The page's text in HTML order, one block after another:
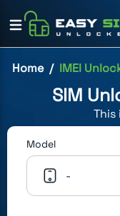
Home IMEI
SIM
This
Model
-